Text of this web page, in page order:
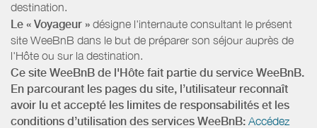
destination.
Le « Voyageur » désigne l'internaute consultant le présent
site WeeBnB dans le but de préparer son séjour auprès de
l'Hôte ou sur la destination.
Ce site WeeBnB de l'Hôte fait partie du service WeeBnB.
En parcourant les pages du site, l’utilisateur reconnaît
avoir lu et accepté les limites de responsabilités et les
conditions d’utilisation des services WeeBnB: Accédez